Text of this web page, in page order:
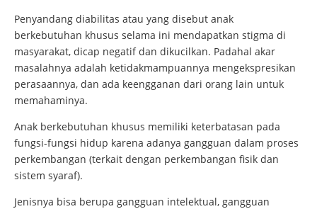
Penyandang diabilitas atau yang disebut anak
berkebutuhan khusus selama ini mendapatkan stigma di
masyarakat, dicap negatif dan dikucilkan. Padahal akar
masalahnya adalah ketidakmampuannya mengekspresikan
perasaannya, dan ada keengganan dari orang lain untuk
memahaminya.
Anak berkebutuhan khusus memiliki keterbatasan pada
fungsi-fungsi hidup karena adanya gangguan dalam proses
perkembangan (terkait dengan perkembangan fisik dan
sistem syaraf).
Jenisnya bisa berupa gangguan intelektual, gangguan